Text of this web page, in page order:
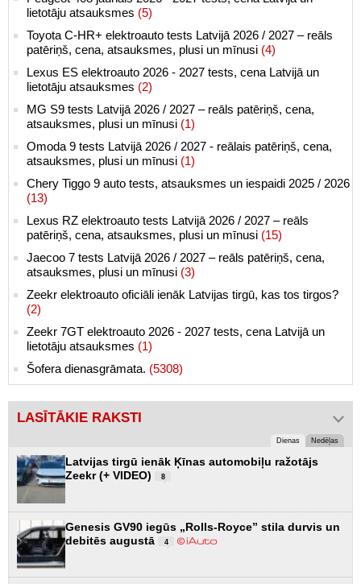
lietotāju atsauksmes (5)
Toyota C-HR+ elektroauto tests Latvijā 2026 / 2027 – reāls
patēriņš, cena, atsauksmes, plusi un mīnusi (4)
Lexus ES elektroauto 2026 - 2027 tests, cena Latvijā un
lietotāju atsauksmes (2)
MG S9 tests Latvijā 2026 / 2027 – reāls patēriņš, cena,
atsauksmes, plusi un mīnusi (1)
Omoda 9 tests Latvijā 2026 / 2027 - reālais patēriņš, cena,
atsauksmes, plusi un mīnusi (1)
Chery Tiggo 9 auto tests, atsauksmes un iespaidi 2025 / 2026
(13)
Lexus RZ elektroauto tests Latvijā 2026 / 2027 – reāls
patēriņš, cena, atsauksmes, plusi un mīnusi (15)
Jaecoo 7 tests Latvijā 2026 / 2027 – reāls patēriņš, cena,
atsauksmes, plusi un mīnusi (3)
Zeekr elektroauto oficiāli ienāk Latvijas tirgū, kas tos tirgos?
(2)
Zeekr 7GT elektroauto 2026 - 2027 tests, cena Latvijā un
lietotāju atsauksmes (1)
Šofera dienasgrāmata. (5308)
LASĪTĀKIE RAKSTI
Dienas Nedēļas
Latvijas tirgū ienāk Ķīnas automobiļu ražotājs
Zeekr (+ VIDEO)
8
Genesis GV90 iegūs „Rolls-Royce” stila durvis un
debitēs augustā
4